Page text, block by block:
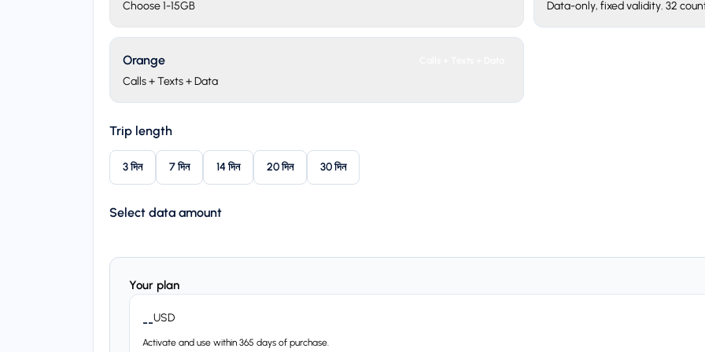
Choose 1-15GB Data-only, fixed validity. 32
Orange
Calls + Texts + Data
Trip length
3 দিন 7 দিন 14 দিন 20 দিন 30 দিন
Select data amount
Your plan
--USD
Activate and use within 365 days of purchase.